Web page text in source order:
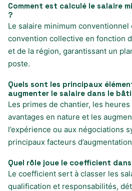
Comment est calculé le salaire
?
Le salaire minimum conventionnel
convention collective en fonction
et de la région, garantissant un
poste.
Quels sont les principaux
augmenter le salaire dans le
Les primes de chantier, les
avantages en nature et les
l’expérience ou aux négociations
principaux facteurs
Quel rôle joue le coefficient
Le coefficient sert à classer les
qualification et responsabilités,